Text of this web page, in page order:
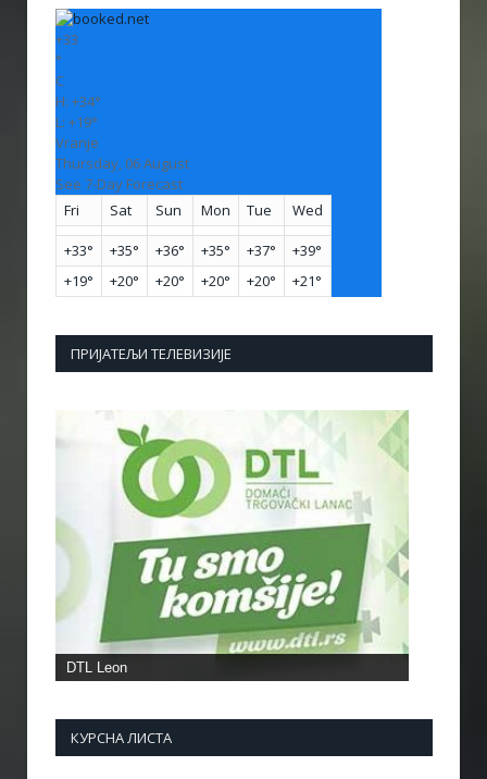
+33
°
C
H: +34°
L: +19°
Vranje
Thursday, 06 August
See 7-Day Forecast
Fri
Sat Sun Mon Tue Wed
+33° +35° +36° +35° +37° +39°
+19° +20° +20° +20° +20° +21°
ПРИЈАТЕЉИ ТЕЛЕВИЗИЈЕ
DTL Leon
КУРСНА ЛИСТА